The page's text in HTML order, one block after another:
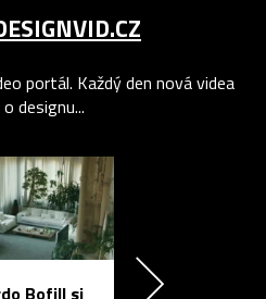
portál. Každý den nová videa
designu...
Bofill si